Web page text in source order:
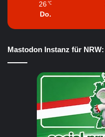
26 ℃
Do.
Mastodon Instanz für NRW: